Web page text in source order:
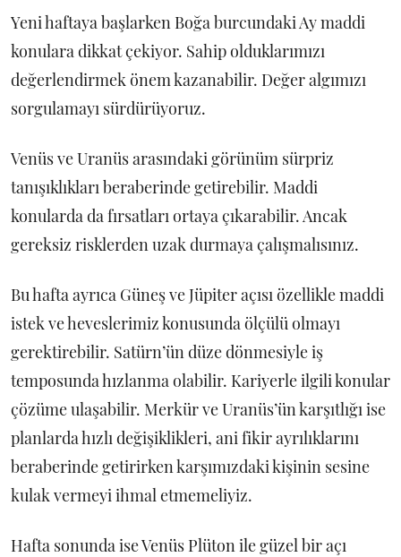
Yeni haftaya başlarken Boğa burcundaki Ay maddi
konulara dikkat çekiyor. Sahip olduklarımızı
değerlendirmek önem kazanabilir. Değer algımızı
sorgulamayı sürdürüyoruz.
Venüs ve Uranüs arasındaki görünüm sürpriz
tanışıklıkları beraberinde getirebilir. Maddi
konularda da fırsatları ortaya çıkarabilir. Ancak
gereksiz risklerden uzak durmaya çalışmalısınız.
Bu hafta ayrıca Güneş ve Jüpiter açısı özellikle maddi
istek ve heveslerimiz konusunda ölçülü olmayı
gerektirebilir. Satürn’ün düze dönmesiyle iş
temposunda hızlanma olabilir. Kariyerle ilgili konular
çözüme ulaşabilir. Merkür ve Uranüs’ün karşıtlığı ise
planlarda hızlı değişiklikleri, ani fikir ayrılıklarını
beraberinde getirirken karşımızdaki kişinin sesine
kulak vermeyi ihmal etmemeliyiz.
Hafta sonunda ise Venüs Plüton ile güzel bir açı